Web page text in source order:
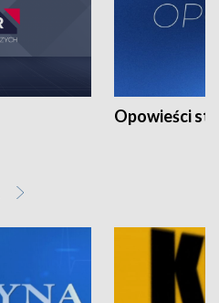
Opowieści